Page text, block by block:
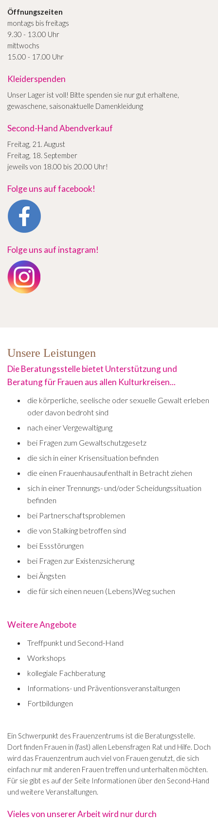
Öffnungszeiten
montags bis freitags
9.30 - 13.00 Uhr
mittwochs
15.00 - 17.00 Uhr
Kleiderspenden
Unser Lager ist voll! Bitte spenden sie nur gut erhaltene,
gewaschene, saisonaktuelle Damenkleidung
Second-Hand Abendverkauf
Freitag, 21. August
Freitag, 18. September
jeweils von 18.00 bis 20.00 Uhr!
Folge uns auf facebook!
Folge uns auf instagram!
Unsere Leistungen
Die Beratungsstelle bietet Unterstützung und
Beratung für Frauen aus allen Kulturkreisen...
die körperliche, seelische oder sexuelle Gewalt erleben
oder davon bedroht sind
nach einer Vergewaltigung
bei Fragen zum Gewaltschutzgesetz
die sich in einer Krisensituation befinden
die einen Frauenhausaufenthalt in Betracht ziehen
sich in einer Trennungs- und/oder Scheidungssituation
befinden
bei Partnerschaftsproblemen
die von Stalking betroffen sind
bei Essstörungen
bei Fragen zur Existenzsicherung
bei Ängsten
die für sich einen neuen (Lebens)Weg suchen
Weitere Angebote
Treffpunkt und Second-Hand
Workshops
kollegiale Fachberatung
Informations- und Präventionsveranstaltungen
Fortbildungen
Ein Schwerpunkt des Frauenzentrums ist die Beratungsstelle.
Dort finden Frauen in (fast) allen Lebensfragen Rat und Hilfe. Doch
wird das Frauenzentrum auch viel von Frauen genutzt, die sich
einfach nur mit anderen Frauen treffen und unterhalten möchten.
Für sie gibt es auf der Seite Informationen über den Second-Hand
und weitere Veranstaltungen.
Vieles von unserer Arbeit wird nur durch